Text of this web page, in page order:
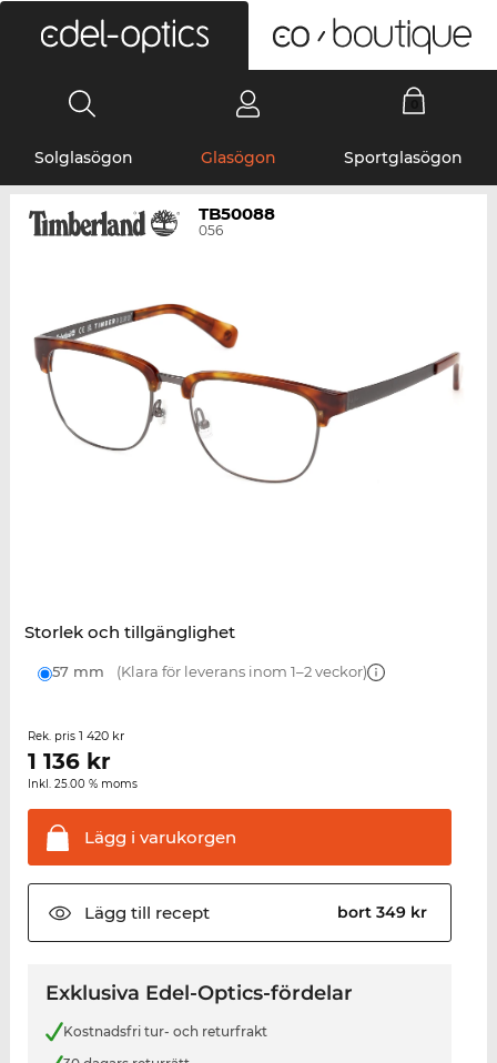
Solglasögon Glasögon Sportglasögon
TB50088
056
Storlek och tillgänglighet
57 mm (Klara för leverans inom 1–2 veckor)
Rek. pris 1 420 kr
1 136kr
Inkl. 25.00 % moms
Lägg i varukorgen
Lägg till recept bort 349 kr
Exklusiva Edel-Optics-fördelar
Kostnadsfri tur- och returfrakt